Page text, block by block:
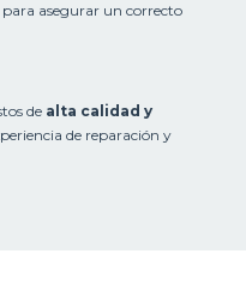
para asegurar un correcto
de alta calidad y
de reparación y